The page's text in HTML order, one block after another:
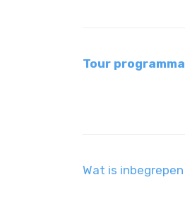
Tour programma
Wat is inbegrepen